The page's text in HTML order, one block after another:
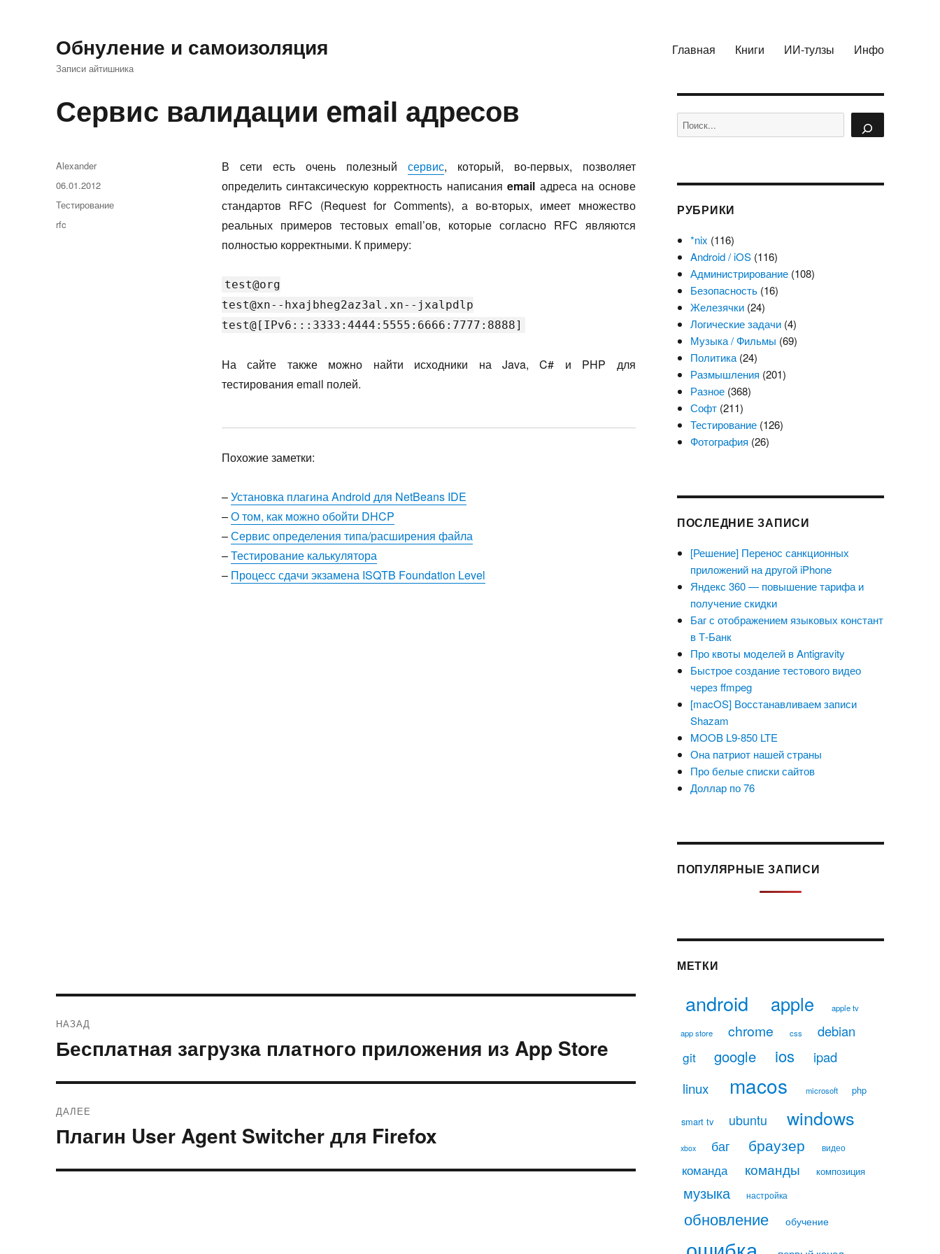
Обнуление и самоизоляция
Записи айтишника
Главная Книги ИИ-тулзы Инфо
Сервис валидации email адресов
В сети есть очень полезный сервис, который, во-первых, позволяет
определить синтаксическую корректность написанияemail адреса на основе
стандартов RFC (Request for Comments), а во-вторых, имеет множество
реальных примеров тестовых email’ов, которые согласно RFC являются
полностью корректными. К примеру:
test@org
test@xn--hxajbheg2az3al.xn--jxalpdlp
test@[IPv6:::3333:4444:5555:6666:7777:8888]
На сайте также можно найти исходники на Java, C# и PHP для
тестирования email полей.
Похожие заметки:
–Установка плагина Android для NetBeans IDE
–О том, как можно обойти DHCP
–Сервис определения типа/расширения файла
–Тестирование калькулятора
– Процесс сдачи экзамена ISQTB Foundation Level
Автор
Alexander
Опубликовано
06.01.2012
Рубрики
Тестирование
Метки
rfc
по
НАЗАД
Предыдущая
Бесплатная загрузка платного приложения из App Store
ДАЛЕЕ
Следующая
Плагин User Agent Switcher для Firefox
Поиск
РУБРИКИ
*nix (116)
Android / iOS(116)
Администрирование(108)
Безопасность(16)
Железячки(24)
Логические задачи(4)
Музыка / Фильмы (69)
Политика(24)
Размышления (201)
Разное(368)
Софт(211)
Тестирование(126)
Фотография (26)
ПОСЛЕДНИЕ ЗАПИСИ
[Решение] Перенос санкционных
приложений на другой iPhone
Яндекс 360 — повышение тарифа и
получение скидки
Баг с отображением языковых констант
в Т-Банк
Про квоты моделей в Antigravity
Быстрое создание тестового видео
через ffmpeg
[macOS] Восстанавливаем записи
Shazam
MOOB L9-850 LTE
Она патриот нашей страны
Про белые списки сайтов
Доллар по 76
ПОПУЛЯРНЫЕ ЗАПИСИ
МЕТКИ
android apple apple tv
app store chrome css debian
git google ios ipad
linux macos microsoft php
smart tv ubuntu windows
xbox баг браузер видео
команда команды композиция
музыка настройка
обновление обучение